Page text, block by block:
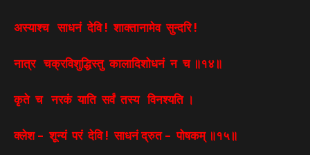
अस्याश्च साधनं देवि ! शाक्तानामेव सुन्दरि !
नात्र चक्रविशुद्धिस्तु कालादिशोधनं न च ॥१४॥
कृते च नरकं याति सर्वं तस्य विनश्यति ।
क्लेश – शून्यं परं देवि ! साधनं द्रुत – पोषकम् ॥१५॥